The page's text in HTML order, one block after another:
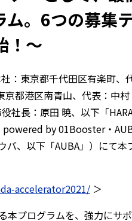
ム。6つの募集
！～
：東京都千代田区有楽町、
都港区南青山、代表：中
社長：原田 暁、以下「
』powered by 01Booster・
バ、以下「AUBA」）にて
accelerator2021/ ＞
プログラムを、強力にサポ